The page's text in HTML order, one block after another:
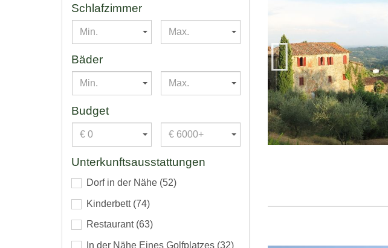
Schlafzimmer
Min. Max.
Bäder
Min. Max.
Budget
€ 0 € 6000+
Unterkunftsausstattungen
Dorf in der Nähe (52)
Kinderbett (74)
Restaurant (63)
In der Nähe Eines Golfplatzes (32)